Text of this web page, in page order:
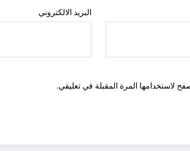
البريد الالكتروني
لاستخدامها المرة المقبلة في تعليقي.